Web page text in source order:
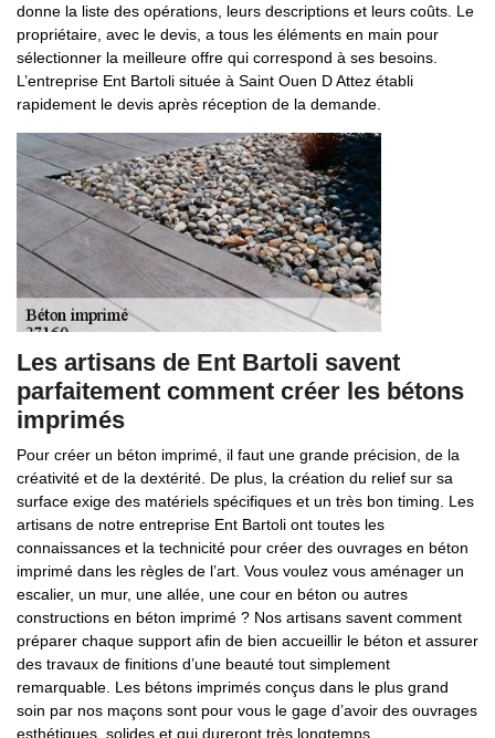
donne la liste des opérations, leurs descriptions et leurs coûts. Le
propriétaire, avec le devis, a tous les éléments en main pour
sélectionner la meilleure offre qui correspond à ses besoins.
L’entreprise Ent Bartoli située à Saint Ouen D Attez établi
rapidement le devis après réception de la demande.
Les artisans de Ent Bartoli savent
parfaitement comment créer les bétons
imprimés
Pour créer un béton imprimé, il faut une grande précision, de la
créativité et de la dextérité. De plus, la création du relief sur sa
surface exige des matériels spécifiques et un très bon timing. Les
artisans de notre entreprise Ent Bartoli ont toutes les
connaissances et la technicité pour créer des ouvrages en béton
imprimé dans les règles de l’art. Vous voulez vous aménager un
escalier, un mur, une allée, une cour en béton ou autres
constructions en béton imprimé ? Nos artisans savent comment
préparer chaque support afin de bien accueillir le béton et assurer
des travaux de finitions d’une beauté tout simplement
remarquable. Les bétons imprimés conçus dans le plus grand
soin par nos maçons sont pour vous le gage d’avoir des ouvrages
esthétiques, solides et qui dureront très longtemps.